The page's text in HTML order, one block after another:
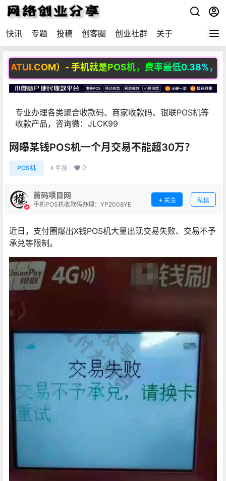
快讯 专题 投稿 创客圈 创业社群 关于
）- 手机就是POS机，费率最低0.38%，免费
专业办理各类聚合收款码、商家收款码、银联POS机等
收款产品，咨询微：JLCK99
网曝某钱POS机一个月交易不能超30万？
POS机 4 年前 0
首码项目网
手机POS机收款码办理：YP2008YE
关注 私信
近日，支付圈爆出X钱POS机大量出现交易失败、交易不予
承兑等限制。